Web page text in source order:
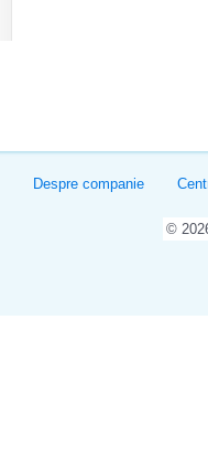
Despre companie
©